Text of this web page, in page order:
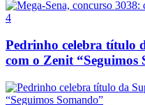
4
Pedrinho celebra título
com o Zenit “Seguimos